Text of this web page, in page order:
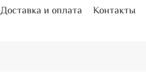
Доставка и оплата Контакты